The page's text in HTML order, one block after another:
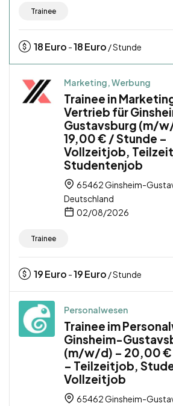
Trainee
18Euro -18Euro / Stunde
Marketing, Werbung
Trainee in
Vertrieb für
Gustavsburg (m/
19,00 € / Stunde –
Vollzeitjob,
Studentenjob
65462 Ginsheim-
Deutschland
02/08/2026
Trainee
19Euro -19Euro / Stunde
Personalwesen
Trainee im
Ginsheim-
(m/w/d) – 20,00 €
– Teilzeitjob,
Vollzeitjob
65462 Ginsheim-